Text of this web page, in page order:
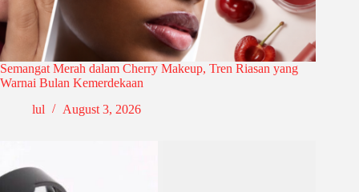
Semangat Merah dalam Cherry Makeup, Tren Riasan yang
Warnai Bulan Kemerdekaan
lul
August 3, 2026